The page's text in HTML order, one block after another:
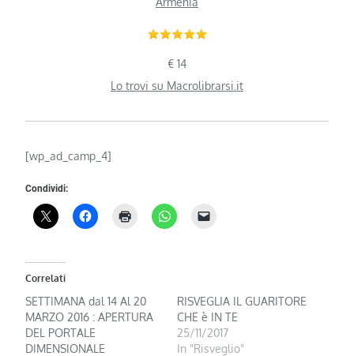
€ 14
Lo trovi su Macrolibrarsi.it
[wp_ad_camp_4]
Condividi:
Correlati
SETTIMANA dal 14 Al 20
MARZO 2016 : APERTURA
DEL PORTALE
DIMENSIONALE
RISVEGLIA IL GUARITORE
CHE è IN TE
25/11/2017
In "Risveglio"